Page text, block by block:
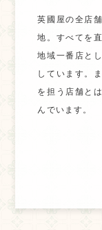
英國屋の全店
地。すべてを
地域一番店と
しています。
を担う店舗と
んでいます。